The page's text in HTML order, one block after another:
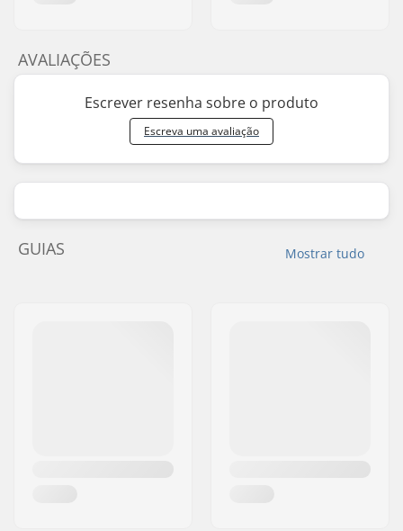
AVALIAÇÕES
Escrever resenha sobre o produto
Escreva uma avaliação
Mostrar tudo
GUIAS